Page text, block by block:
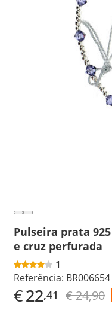
Pulseira prata
e cruz perfurada
1
Referência: BR006654
€22,41 € 24,90